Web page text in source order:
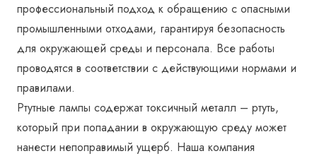
профессиональный подход к обращению с опасными
промышленными отходами, гарантируя безопасность
для окружающей среды и персонала. Все работы
проводятся в соответствии с действующими нормами и
правилами.
Ртутные лампы содержат токсичный металл – ртуть,
который при попадании в окружающую среду может
нанести непоправимый ущерб. Наша компания